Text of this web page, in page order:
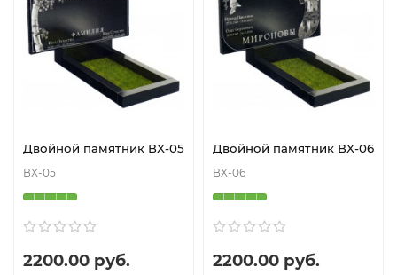
Двойной памятник ВX-05
ВX-05
2200.00 руб.
Двойной памятник ВX-06
ВX-06
2200.00 руб.